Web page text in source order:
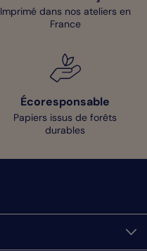
Imprimé dans nos ateliers en
France
Écoresponsable
Papiers issus de forêts
durables